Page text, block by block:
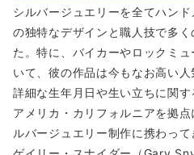
シルバージュエリーを全てハン
の独特なデザインと職人技で多
た。特に、バイカーやロックミ
いて、彼の作品は今もなお高い人
詳細な生年月日や生い立ちに関
アメリカ・カリフォルニアを拠
ルバージュエリー制作に携わっ